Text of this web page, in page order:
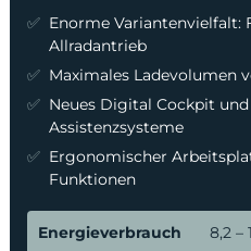
Enorme Variantenvielfalt:
Allradantrieb
Maximales Ladevolumen
Neues Digital Cockpit
Assistenzsysteme
Ergonomischer
Funktionen
Energieverbrauch
8,2 –